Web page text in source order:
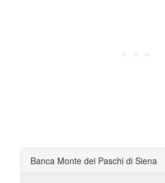
Banca Monte dei Paschi di Siena